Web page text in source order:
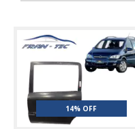
14% OFF